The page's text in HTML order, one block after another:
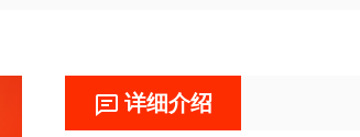
详细介绍